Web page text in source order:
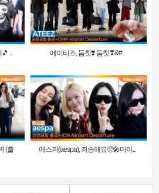
.. 에이티즈, 둠칫❣️ 둠칫❣&#..
(출
에스파(aespa), 죄송해요🥺🎤마이..